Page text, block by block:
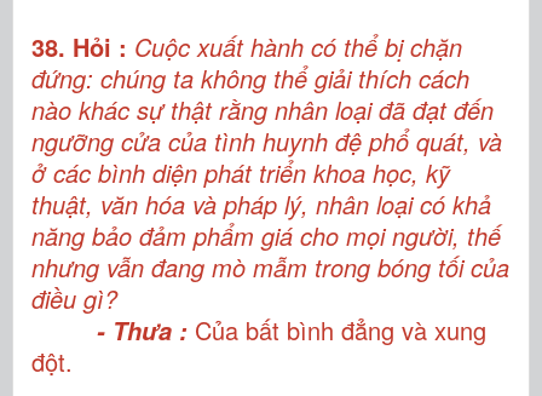
38. Hỏi : Cuộc xuất hành có thể bị chặn
đứng: chúng ta không thể giải thích cách
nào khác sự thật rằng nhân loại đã đạt đến
ngưỡng cửa của tình huynh đệ phổ quát, và
ở các bình diện phát triển khoa học, kỹ
thuật, văn hóa và pháp lý, nhân loại có khả
năng bảo đảm phẩm giá cho mọi người, thế
nhưng vẫn đang mò mẫm trong bóng tối của
điều gì?
- Thưa : Của bất bình đẳng và xung
đột.